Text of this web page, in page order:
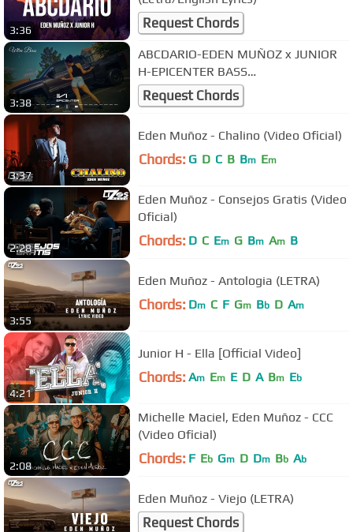
3:36 Request Chords
3:38
ABCDARIO-EDEN MUÑOZ x JUNIOR
H-EPICENTER BASS
BOOSTED+REEVERB
Request Chords
3:37
Eden Muñoz - Chalino (Video Oficial)
Chords: G D C B Bm Em
2:28
Eden Muñoz - Consejos Gratis (Video
Oficial)
Chords: D C Em G Bm Am B
3:55
Eden Muñoz - Antologia (LETRA)
Chords: Dm C F Gm Bb D Am
4:21
Junior H - Ella [Official Video]
Chords: Am Em E D A Bm Eb
2:08
Michelle Maciel, Eden Muñoz - CCC
(Video Oficial)
Chords: F Eb Gm D Dm Bb Ab
Eden Muñoz - Viejo (LETRA)
Request Chords